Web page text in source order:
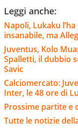
Leggi anche:
Napoli, Lukaku
insanabile, ma
Juventus, Kolo
Spalletti, il dubbio
Savic
Calciomercato:
Inter, le 48 ore di
Prossime partite e
Tutte le notizie